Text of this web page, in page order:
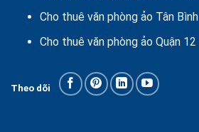
Cho thuê văn phòng ảo Tân Bình
Cho thuê văn phòng ảo Quận 12
Theo dõi